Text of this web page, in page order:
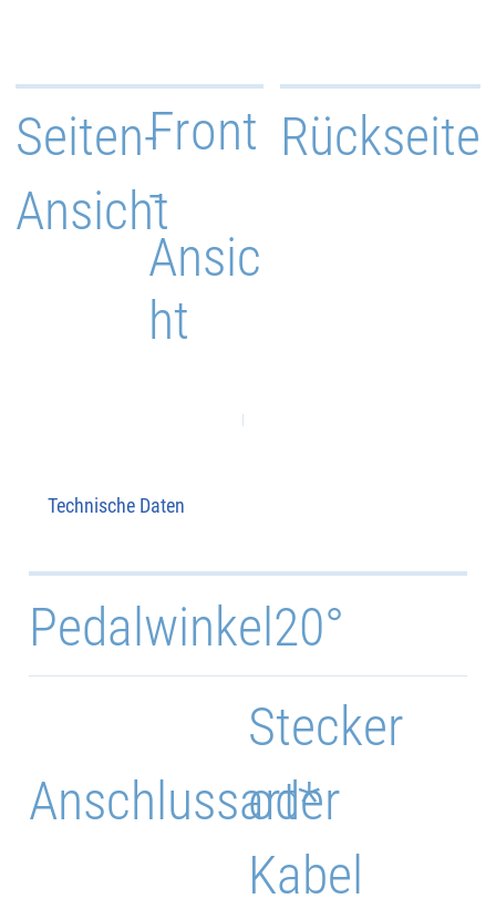
Technische Daten
Seiten-
Ansicht
Rückseite
Front
-
Ansic
ht
20°
Pedalwinkel
Stecker
oder
Kabel
Anschlussart*